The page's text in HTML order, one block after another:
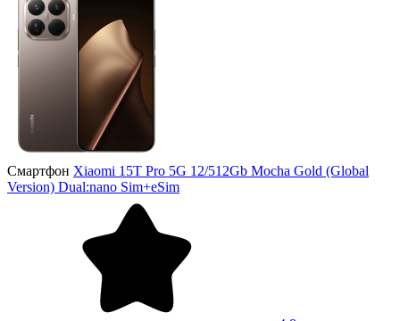
Смартфон Xiaomi 15T Pro 5G 12/512Gb Mocha Gold (Global
Version) Dual:nano Sim+eSim